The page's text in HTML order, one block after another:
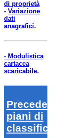
di proprietà
- Variazione
dati
anagrafici.
- Modulistica
cartacea
scaricabile.
Precedenti
piani di
classifica